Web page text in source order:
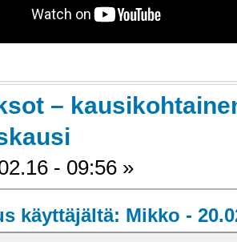
–
- 09:56 »
käyttäjältä: Mikko -